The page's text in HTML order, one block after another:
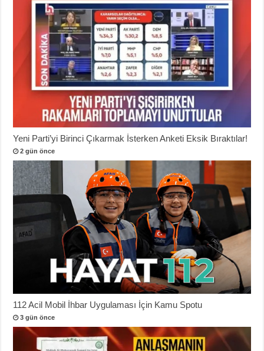
Yeni Parti’yi Birinci Çıkarmak İsterken Anketi Eksik Bıraktılar!
2 gün önce
112 Acil Mobil İhbar Uygulaması İçin Kamu Spotu
3 gün önce